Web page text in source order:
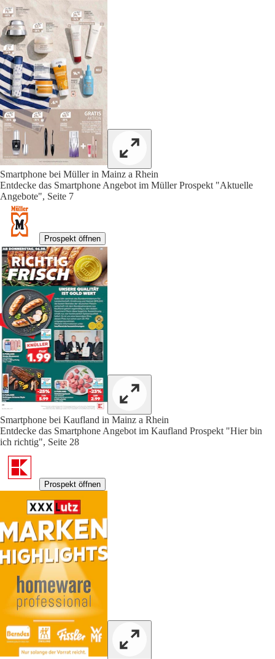
Smartphone bei Müller in Mainz a Rhein
Entdecke das Smartphone Angebot im Müller Prospekt "Aktuelle
Angebote", Seite 7
Prospekt öffnen
Smartphone bei Kaufland in Mainz a Rhein
Entdecke das Smartphone Angebot im Kaufland Prospekt "Hier bin
ich richtig", Seite 28
Prospekt öffnen